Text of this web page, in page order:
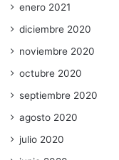
enero 2021
diciembre 2020
noviembre 2020
octubre 2020
septiembre 2020
agosto 2020
julio 2020